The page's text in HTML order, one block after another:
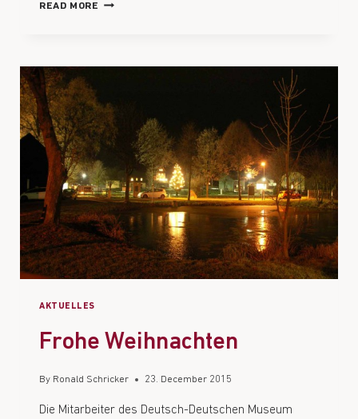
READ MORE
AKTUELLES
Frohe Weihnachten
By Ronald Schricker 23. December 2015
Die Mitarbeiter des Deutsch-Deutschen Museum